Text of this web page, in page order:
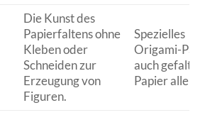
Die Kunst des
Papierfaltens ohne
Kleben oder
Schneiden zur
Erzeugung von
Figuren.
Spezielles
Origami-
auch
Papier aller